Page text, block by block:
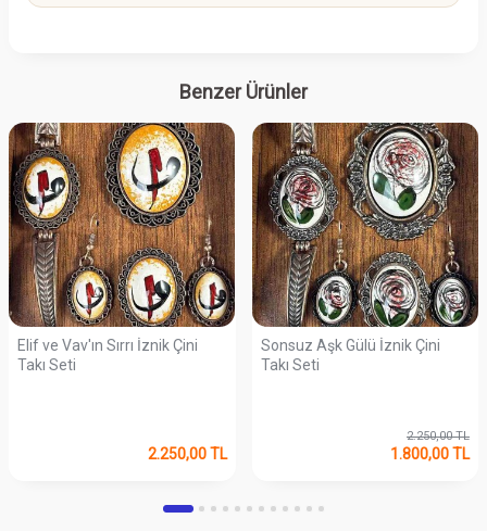
Benzer Ürünler
Elif ve Vav'ın Sırrı İznik Çini
Takı Seti
2.250,00TL
Sonsuz Aşk Gülü İznik Çini
Takı Seti
2.250,00TL
1.800,00TL